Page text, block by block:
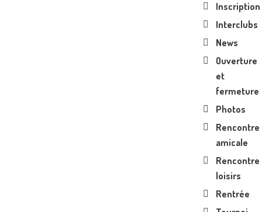
Inscription
Interclubs
News
Ouverture
et
fermeture
Photos
Rencontre
amicale
Rencontre
loisirs
Rentrée